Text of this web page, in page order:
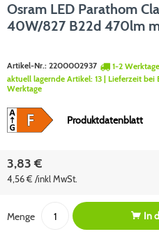
Osram LED Parathom
40W/827 B22d 470lm
Artikel-Nr.: 2200002937
1-2 Werktage
aktuell lagernde Artikel: 13 | Lieferzeit bei
Werktage
Produktdatenblatt
3,83 €
4,56 € /inkl MwSt.
Menge In